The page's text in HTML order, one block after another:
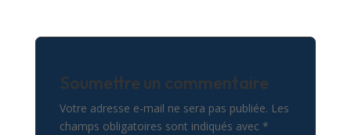
Soumettre un commentaire
Votre adresse e-mail ne sera pas publiée. Les
champs obligatoires sont indiqués avec *